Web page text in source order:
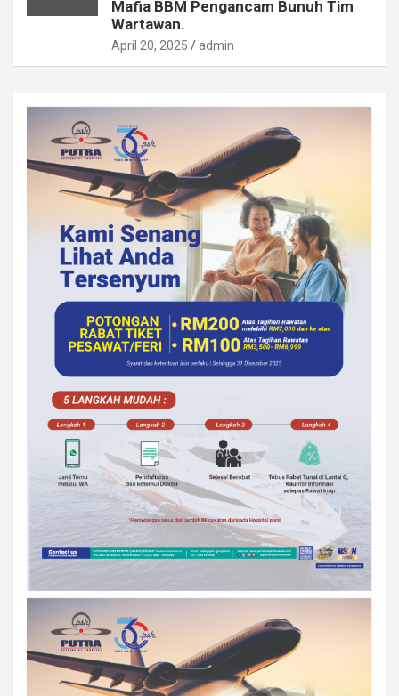
Mafia BBM Pengancam Bunuh Tim
Wartawan.
April 20, 2025 admin